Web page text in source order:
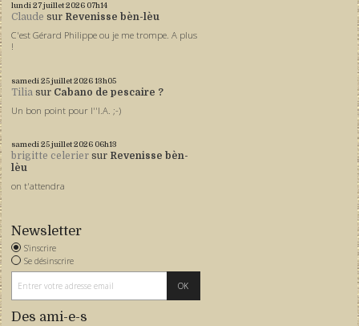
lundi 27juillet 2026 07h14
Claude sur Revenisse bèn-lèu
C'est Gérard Philippe ou je me trompe. A plus
!
samedi 25juillet 202613h05
Tilia sur Cabano de pescaire ?
Un bon point pour l''I.A. ;-)
samedi 25juillet 2026 06h13
brigitte celerier sur Revenisse bèn-
lèu
on t'attendra
Newsletter
S'inscrire
Se désinscrire
Des ami-e-s